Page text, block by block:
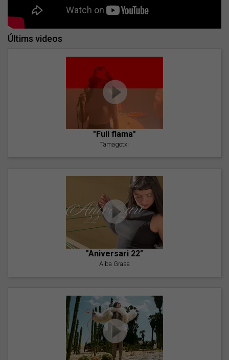
Últims videos
"Full flama"
Tamagotxi
"Aniversari 22"
Alba Grasa